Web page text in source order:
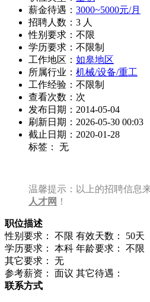
薪金待遇： 3000~5000元/月
招聘人数：3 人
性别要求：不限
学历要求：不限制
工作地区： 如皋地区
所属行业： 机械/设备/重工
工作经验：不限制
查看次数： 次
发布日期：2014-05-04
刷新日期：2026-05-30 00:03
截止日期：2020-01-28
标签： 无
温馨提示：以上的招聘信息
人才网 ！
职位描述
性别要求： 不限 有效天数： 50天
学历要求： 本科 年龄要求： 不限
其它要求： 无
参考薪资： 面议 其它待遇：
联系方式